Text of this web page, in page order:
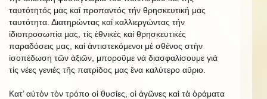
ταυτότητός μας καί προπαντός τήν θρησκευτική μας
ταυτότητα. Διατηρώντας καί καλλιεργώντας τήν
ἰδιοπροσωπία μας, τίς ἐθνικές καί θρησκευτικές
παραδόσεις μας, καί ἀντιστεκόμενοι μέ σθένος στὴν
ἰσοπέδωση τῶν ἀξιῶν, μποροῦμε νά διασφαλίσουμε γιά
τίς νέες γενιές τῆς πατρίδος μας ἕνα καλύτερο αὔριο.
Κατ’ αὐτὸν τὸν τρόπο οἱ θυσίες, οἱ ἀγῶνες καὶ τὰ ὁράματα